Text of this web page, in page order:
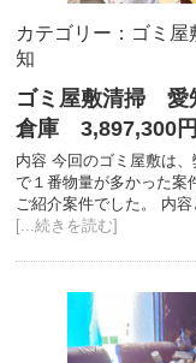
カテゴリー：ゴミ屋
知
ゴミ屋敷清掃
倉庫 3,897,300
内容 今回のゴミ屋敷は
で１番物量が多かった案
ご紹介案件でした。 内
[...続きを読む]